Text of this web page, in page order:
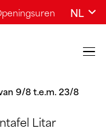
NL
9/8 t.e.m. 23/8
Litar